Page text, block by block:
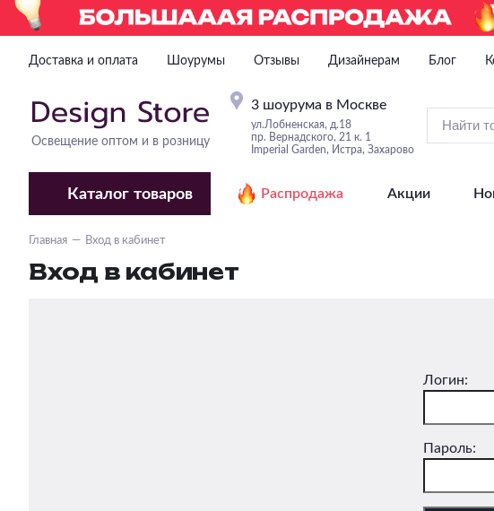
Доставка и оплата Шоурумы Отзывы Дизайнерам Блог
Освещение оптом и в розницу
3 шоурума в Москве
ул.Лобненская, д.18
пр. Вернадского, 21 к. 1
Imperial Garden, Истра, Захарово
Каталог товаров Распродажа Акции
Главная Вход в кабинет
Вход в кабинет
Логин:
Пароль: